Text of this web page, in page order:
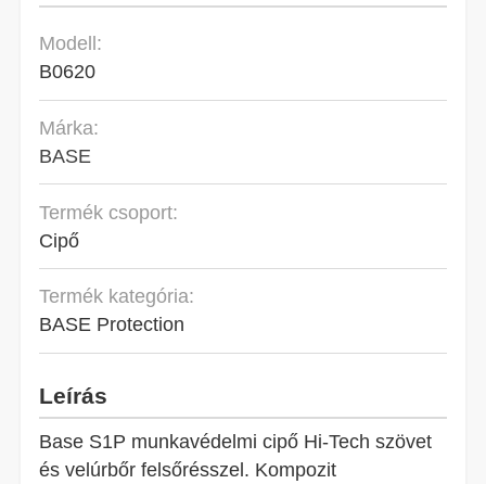
Modell:
B0620
Márka:
BASE
Termék csoport:
Cipő
Termék kategória:
BASE Protection
Leírás
Base S1P munkavédelmi cipő Hi-Tech szövet
és velúrbőr felsőrésszel. Kompozit